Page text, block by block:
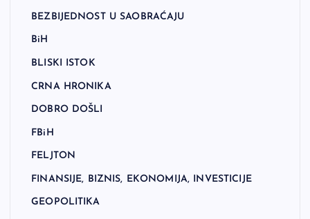
BEZBIJEDNOST U SAOBRAĆAJU
BiH
BLISKI ISTOK
CRNA HRONIKA
DOBRO DOŠLI
FBiH
FELJTON
FINANSIJE, BIZNIS, EKONOMIJA, INVESTICIJE
GEOPOLITIKA